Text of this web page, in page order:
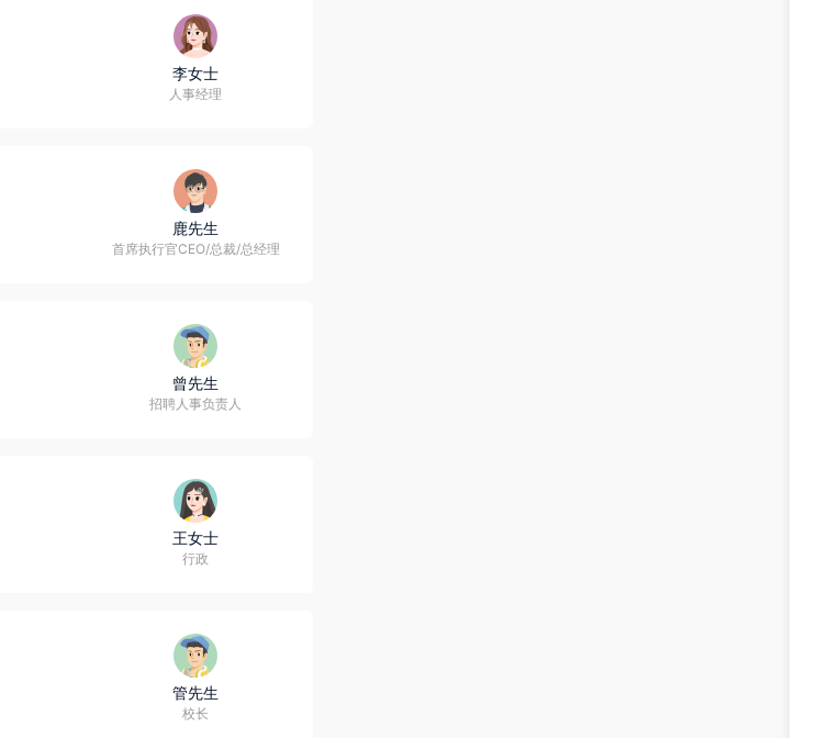
李女士
人事经理
鹿先生
首席执行官CEO/总裁/总经理
曾先生
招聘人事负责人
王女士
行政
管先生
校长